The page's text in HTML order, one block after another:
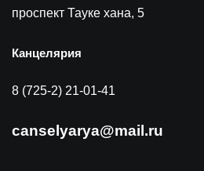
проспект Тауке хана, 5
Канцелярия
8 (725-2) 21-01-41
canselyarya@mail.ru